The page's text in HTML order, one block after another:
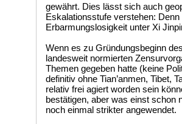
gewährt. Dies lässt sich auch
Eskalationsstufe verstehen:
Erbarmungslosigkeit unter Xi
Wenn es zu Gründungsbeginn
landesweit normierten
Themen gegeben hatte (keine
definitiv ohne Tian’anmen, Tibet,
relativ frei agiert worden sein
bestätigen, aber was einst schon
noch einmal strikter angewendet.